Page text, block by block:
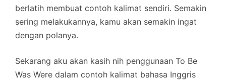
berlatih membuat contoh kalimat sendiri. Semakin
sering melakukannya, kamu akan semakin ingat
dengan polanya.
Sekarang aku akan kasih nih penggunaan To Be
Was Were dalam contoh kalimat bahasa Inggris